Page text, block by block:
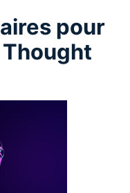
pour
Thought